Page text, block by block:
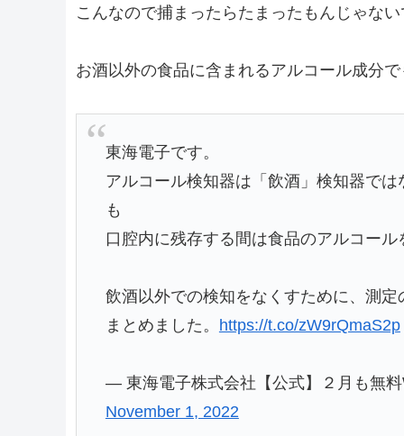
こんなので捕まったらたまったもんじゃない
お酒以外の食品に含まれるアルコール成分
東海電子です。
アルコール検知器は「飲酒」検知器で
も
口腔内に残存する間は食品のアルコール
飲酒以外での検知をなくすために、測
まとめました。 https://t.co/zW9rQmaS2p
— 東海電子株式会社【公式】２月も無
November 1, 2022